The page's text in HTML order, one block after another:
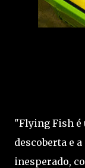
"Flying Fish é
descoberta e
inesperado,